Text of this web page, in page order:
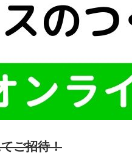
ご招待！